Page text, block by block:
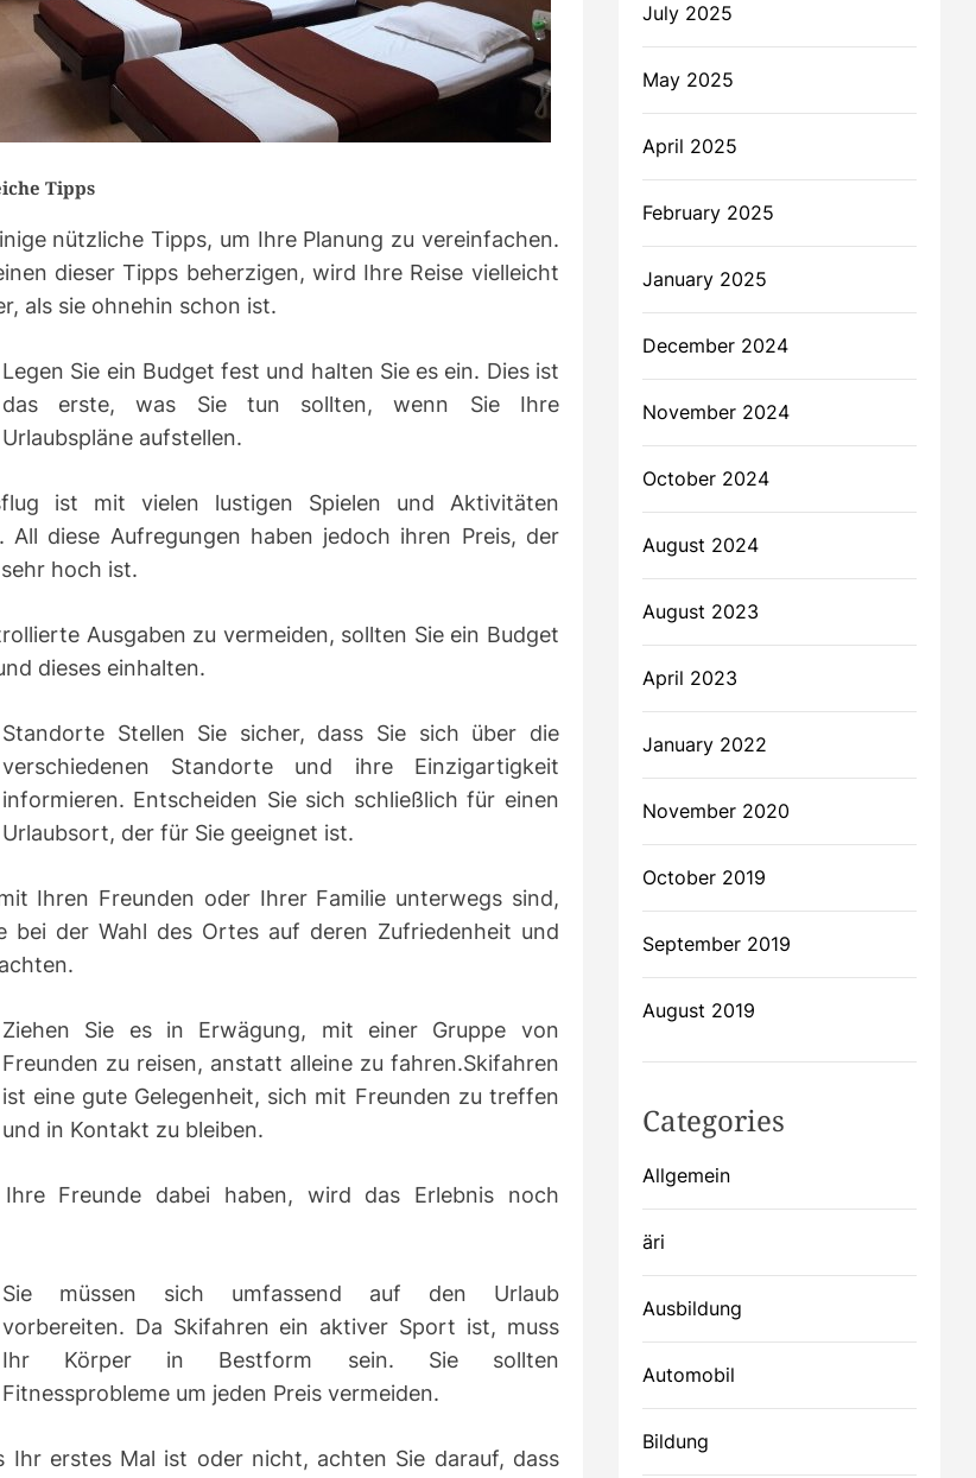
Tipps
nützliche Tipps, um Ihre Planung zu vereinfachen.
dieser Tipps beherzigen, wird Ihre Reise vielleicht
als sie ohnehin schon ist.
Legen Sie ein Budget fest und halten Sie es ein. Dies ist
das erste, was Sie tun sollten, wenn Sie Ihre
Urlaubspläne aufstellen.
ist mit vielen lustigen Spielen und Aktivitäten
All diese Aufregungen haben jedoch ihren Preis, der
hoch ist.
Ausgaben zu vermeiden, sollten Sie ein Budget
dieses einhalten.
Standorte Stellen Sie sicher, dass Sie sich über die
verschiedenen Standorte und ihre Einzigartigkeit
informieren. Entscheiden Sie sich schließlich für einen
Urlaubsort, der für Sie geeignet ist.
Ihren Freunden oder Ihrer Familie unterwegs sind,
bei der Wahl des Ortes auf deren Zufriedenheit und
Ziehen Sie es in Erwägung, mit einer Gruppe von
Freunden zu reisen, anstatt alleine zu fahren.Skifahren
ist eine gute Gelegenheit, sich mit Freunden zu treffen
und in Kontakt zu bleiben.
Freunde dabei haben, wird das Erlebnis noch
Sie müssen sich umfassend auf den Urlaub
vorbereiten. Da Skifahren ein aktiver Sport ist, muss
Ihr Körper in Bestform sein. Sie sollten
Fitnessprobleme um jeden Preis vermeiden.
Ihr erstes Mal ist oder nicht, achten Sie darauf, dass
July 2025
May 2025
April 2025
February 2025
January 2025
December 2024
November 2024
October 2024
August 2024
August 2023
April 2023
January 2022
November 2020
October 2019
September 2019
August 2019
Categories
Allgemein
äri
Ausbildung
Automobil
Bildung